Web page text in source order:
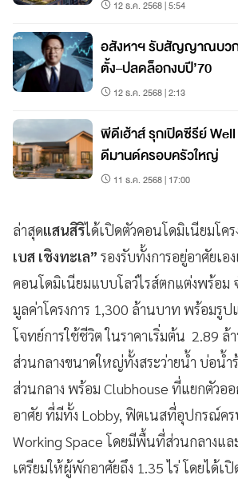
12 ธ.ค. 2568 | 5:54
อสังหาฯ รับสัญญาณบวก
ตั้ง–ปลดล็อกงบปี’70
12 ธ.ค. 2568 | 2:13
พีดีเฮ้าส์ รุกเปิดซีรีย์ Well
ดีมานด์ครอบครัวใหญ่
11 ธ.ค. 2568 | 17:00
ล่าสุดแสนสิริได้เปิดตัวคอนโดมิเนียมโคร
เบส เชิงทะเล” รองรับทั้งการอยู่อาศัยเ
คอนโดมิเนียมแบบโลว์ไรส์ตกแต่งพร้อม
มูลค่าโครงการ 1,300 ล้านบาท พร้อมรู
โจทย์การใช้ชีวิต ในราคาเริ่มต้น 2.89
ส่วนกลางขนาดใหญ่​​ทั้งสระว่ายน้ำ บ่อน้
ส่วนกลาง พร้อม Clubhouse ที่แยกตัวอ
อาศัย ที่มีทั้ง Lobby, ฟิตเนสที่อุปกรณ์คร
Working Space โดยมีพื้นที่ส่วนกลางแ
เตรียมให้ผู้พักอาศัยถึง 1.35 ไร่ โดยได้เ